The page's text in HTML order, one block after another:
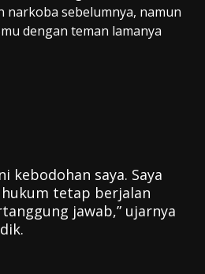
narkoba sebelumnya, namun
dengan teman lamanya
kebodohan saya. Saya
tetap berjalan
jawab,” ujarnya